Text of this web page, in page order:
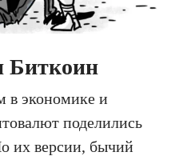
Биткоин
в экономике и
поделились
их версии, бычий